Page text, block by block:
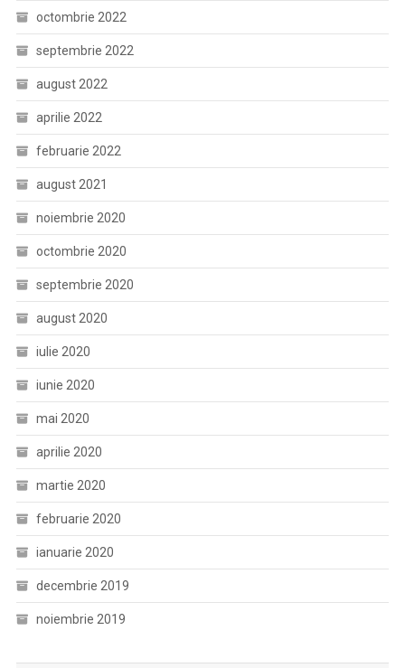
octombrie 2022
septembrie 2022
august 2022
aprilie 2022
februarie 2022
august 2021
noiembrie 2020
octombrie 2020
septembrie 2020
august 2020
iulie 2020
iunie 2020
mai 2020
aprilie 2020
martie 2020
februarie 2020
ianuarie 2020
decembrie 2019
noiembrie 2019